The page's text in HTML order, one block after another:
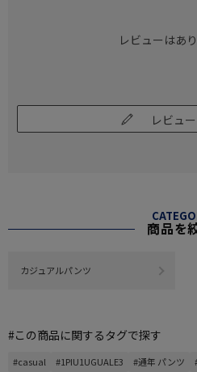
レビューはあ
レビュ
商品を
カジュアルパンツ
#この商品に関するタグで探す
#casual #1PIU1UGUALE3 #通年 パンツ